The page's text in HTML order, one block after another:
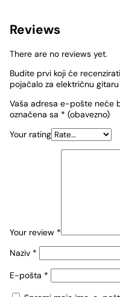
Reviews
There are no reviews yet.
Budite prvi koji će
pojačalo za električnu
Vaša adresa e-pošte neće
označena sa * (obavezno)
Your rating
Your review *
Naziv *
E-pošta *